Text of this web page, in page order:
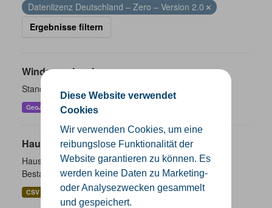
Diese Website verwendet
Cookies
Wir verwenden Cookies, um eine
reibungslose Funktionalität der
Website garantieren zu können. Es
werden keine Daten zu Marketing-
oder Analysezwecken gesammelt
und gespeichert.
Datenlizenz Deutschland – Zero – Version 2.0
Ergebnisse filtern
Windenergieanlagen
Standorte der Windenergieanlagen im Kreis Gütersloh
GeoJSON KML SHP
Hausnummernkoordinaten
Hausnummernkoordinaten abgeleitet aus dem ALKIS-
Bestand
CSV GeoJSON SHP